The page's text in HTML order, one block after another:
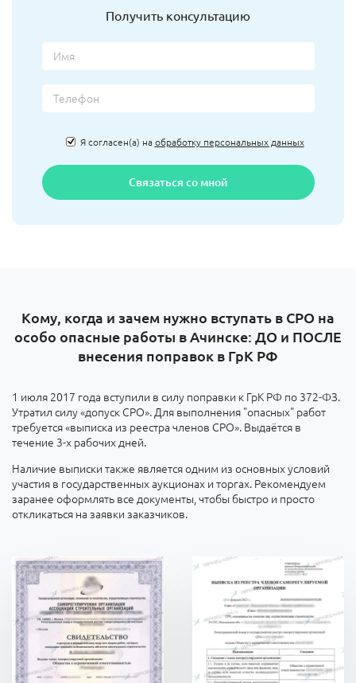
Получить консультацию
Я согласен(а) наобработку персональных данных
Связаться со мной
Кому, когда и зачем нужно вступать в СРО на
особо опасные работы в Ачинске: ДО и ПОСЛЕ
внесения поправок в ГрК РФ
1 июля 2017 года вступили в силу поправки к ГрК РФ по 372-ФЗ.
Утратил силу «допуск СРО». Для выполнения "опасных" работ
требуется «выписка из реестра членов СРО». Выдаётся в
течение 3-х рабочих дней.
Наличие выписки также является одним из основных условий
участия в государственных аукционах и торгах. Рекомендуем
заранее оформлять все документы, чтобы быстро и просто
откликаться на заявки заказчиков.